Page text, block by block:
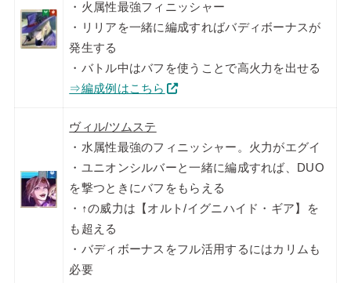
・火属性最強フィニッシャー
・リリアを一緒に編成すればバディボーナスが
発生する
・バトル中はバフを使うことで高火力を出せる
⇒編成例はこちら
ヴィル/ツムステ
・水属性最強のフィニッシャー。火力がエグイ
・ユニオンシルバーと一緒に編成すれば、DUO
を撃つときにバフをもらえる
・↑の威力は【オルト/イグニハイド・ギア】を
も超える
・バディボーナスをフル活用するにはカリムも
必要